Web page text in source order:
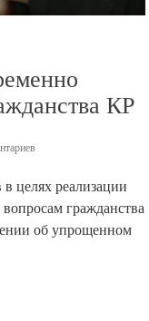
КР
целях реализации
гражданства
об упрощенном